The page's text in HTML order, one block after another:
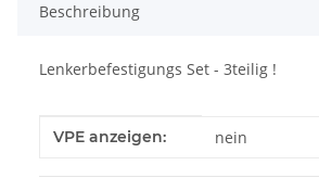
Beschreibung
Lenkerbefestigungs Set - 3teilig !
Produkteigenschaft
Wert
VPE anzeigen: nein